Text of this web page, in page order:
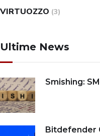
VIRTUOZZO (3)
Ultime News
Smishing:
Bitdefender